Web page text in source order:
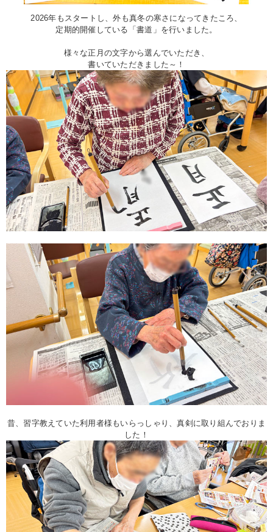
2026年もスタートし、外も真冬の寒さになってきたころ、
定期的開催している「書道」を行いました。
様々な正月の文字から選んでいただき、
書いていただきました～！
昔、習字教えていた利用者様もいらっしゃり、真剣に取り組んでおりま
した！